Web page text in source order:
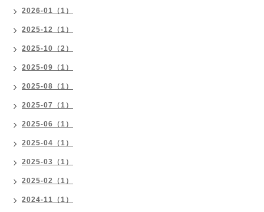
2026-01（1）
2025-12（1）
2025-10（2）
2025-09（1）
2025-08（1）
2025-07（1）
2025-06（1）
2025-04（1）
2025-03（1）
2025-02（1）
2024-11（1）